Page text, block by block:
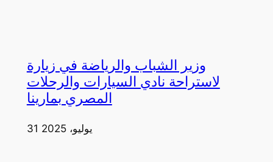
وزير الشباب والرياضة في زيارة
لاستراحة نادي السيارات والرحلات
المصري بمارينا
31 يوليو، 2025